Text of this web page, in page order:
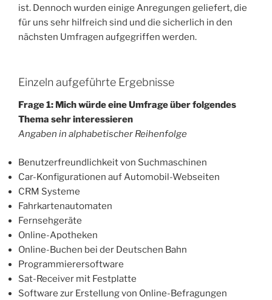
ist. Dennoch wurden einige Anregungen geliefert, die
für uns sehr hilfreich sind und die sicherlich in den
nächsten Umfragen aufgegriffen werden.
Einzeln aufgeführte Ergebnisse
Frage 1: Mich würde eine Umfrage über folgendes
Thema sehr interessieren
Angaben in alphabetischer Reihenfolge
Benutzerfreundlichkeit von Suchmaschinen
Car-Konfigurationen auf Automobil-Webseiten
CRM Systeme
Fahrkartenautomaten
Fernsehgeräte
Online-Apotheken
Online-Buchen bei der Deutschen Bahn
Programmierersoftware
Sat-Receiver mit Festplatte
Software zur Erstellung von Online-Befragungen